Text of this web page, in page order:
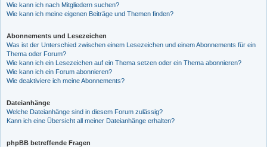
Wie kann ich nach Mitgliedern suchen?
Wie kann ich meine eigenen Beiträge und Themen finden?
Abonnements und Lesezeichen
Was ist der Unterschied zwischen einem Lesezeichen und einem Abonnements für ein
Thema oder Forum?
Wie kann ich ein Lesezeichen auf ein Thema setzen oder ein Thema abonnieren?
Wie kann ich ein Forum abonnieren?
Wie deaktiviere ich meine Abonnements?
Dateianhänge
Welche Dateianhänge sind in diesem Forum zulässig?
Kann ich eine Übersicht all meiner Dateianhänge erhalten?
phpBB betreffende Fragen